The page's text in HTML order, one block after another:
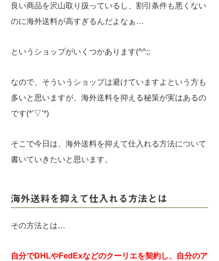
良い商品を沢山取り扱っているし、割引条件も悪くない
のに海外送料が高すぎるんだよなぁ…
というショップがいくつかあります(^^;;
なので、そういうショップは避けていますよという方も
多いと思いますが、海外送料を抑える秘策が実はあるの
です(*’▽’*)
そこで今日は、海外送料を抑えて仕入れる方法について
書いていきたいと思います。
海外送料を抑えて仕入れる方法とは
その方法とは…
自分でDHLやFedExなどのクーリエを契約し、自分のア